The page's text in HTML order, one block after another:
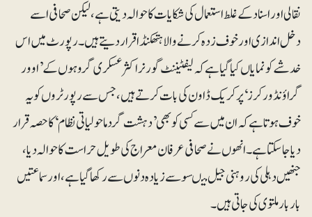
نقالی اور اسناد کے غلط استعمال کی شکایات کا حوالہ دیتی ہے، لیکن صحافی اسے
دخل اندازی اور خوف زدہ کرنے والا ہتھکنڈا قرار دیتے ہیں۔رپورٹ میں اس
خدشے کو نمایاں کیا گیا ہے کہ لیفٹیننٹ گورنر اکثر عسکری گروہوں کے ’اوور
گراؤنڈ ورکرز‘ پر کریک ڈاون کی بات کرتے ہیں، جس سے رپورٹروں کو یہ
خوف ہوتا ہے کہ ان میں سے کسی کو بھی ’دہشت گرد ماحولیاتی نظام‘ کا حصہ قرار
دیا جاسکتا ہے۔انھوں نے صحافی عرفان معراج کی طویل حراست کا حوالہ دیا،
جنھیں دہلی کی روہنی جیل میںسوسے زیادہ دنوں سے رکھا گیا ہے، اور سماعتیں
بار بار ملتوی کی جاتی ہیں۔